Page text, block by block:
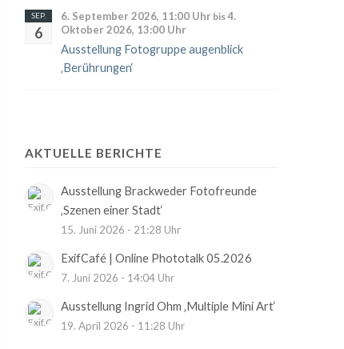
SEP.
6
6. September 2026, 11:00 Uhr bis4.
Oktober 2026, 13:00 Uhr
Ausstellung Fotogruppe augenblick
‚Berührungen‘
AKTUELLE BERICHTE
Ausstellung Brackweder Fotofreunde
‚Szenen einer Stadt‘
15. Juni 2026 - 21:28 Uhr
ExifCafé | Online Phototalk 05.2026
7. Juni 2026 - 14:04 Uhr
Ausstellung Ingrid Ohm ‚Multiple Mini Art‘
19. April 2026 - 11:28 Uhr